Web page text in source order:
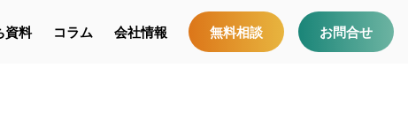
資料 コラム 会社情報 無料相談 お問合せ